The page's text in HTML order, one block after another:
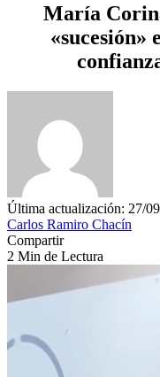
María
«sucesión»
Última actualización: 27/
Carlos Ramiro Chacín
Compartir
2 Min de Lectura